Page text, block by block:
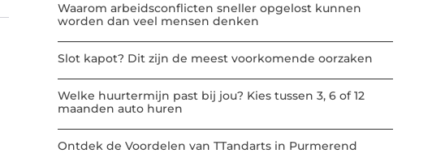
Waarom arbeidsconflicten sneller opgelost kunnen
worden dan veel mensen denken
Slot kapot? Dit zijn de meest voorkomende oorzaken
Welke huurtermijn past bij jou? Kies tussen 3, 6 of 12
maanden auto huren
Ontdek de Voordelen van TTandarts in Purmerend